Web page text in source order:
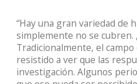
“Hay una gran variedad de
simplemente no se cubren.
Tradicionalmente, el
resistido a ver que las
investigación. Algunos